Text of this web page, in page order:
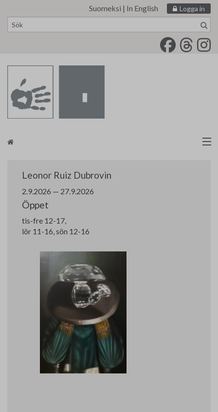
Suomeksi | In English Logga in
Kontakt
Leonor Ruiz Dubrovin
2.9.2026 — 27.9.2026
Öppet
tis-fre 12-17,
lör 11-16, sön 12-16